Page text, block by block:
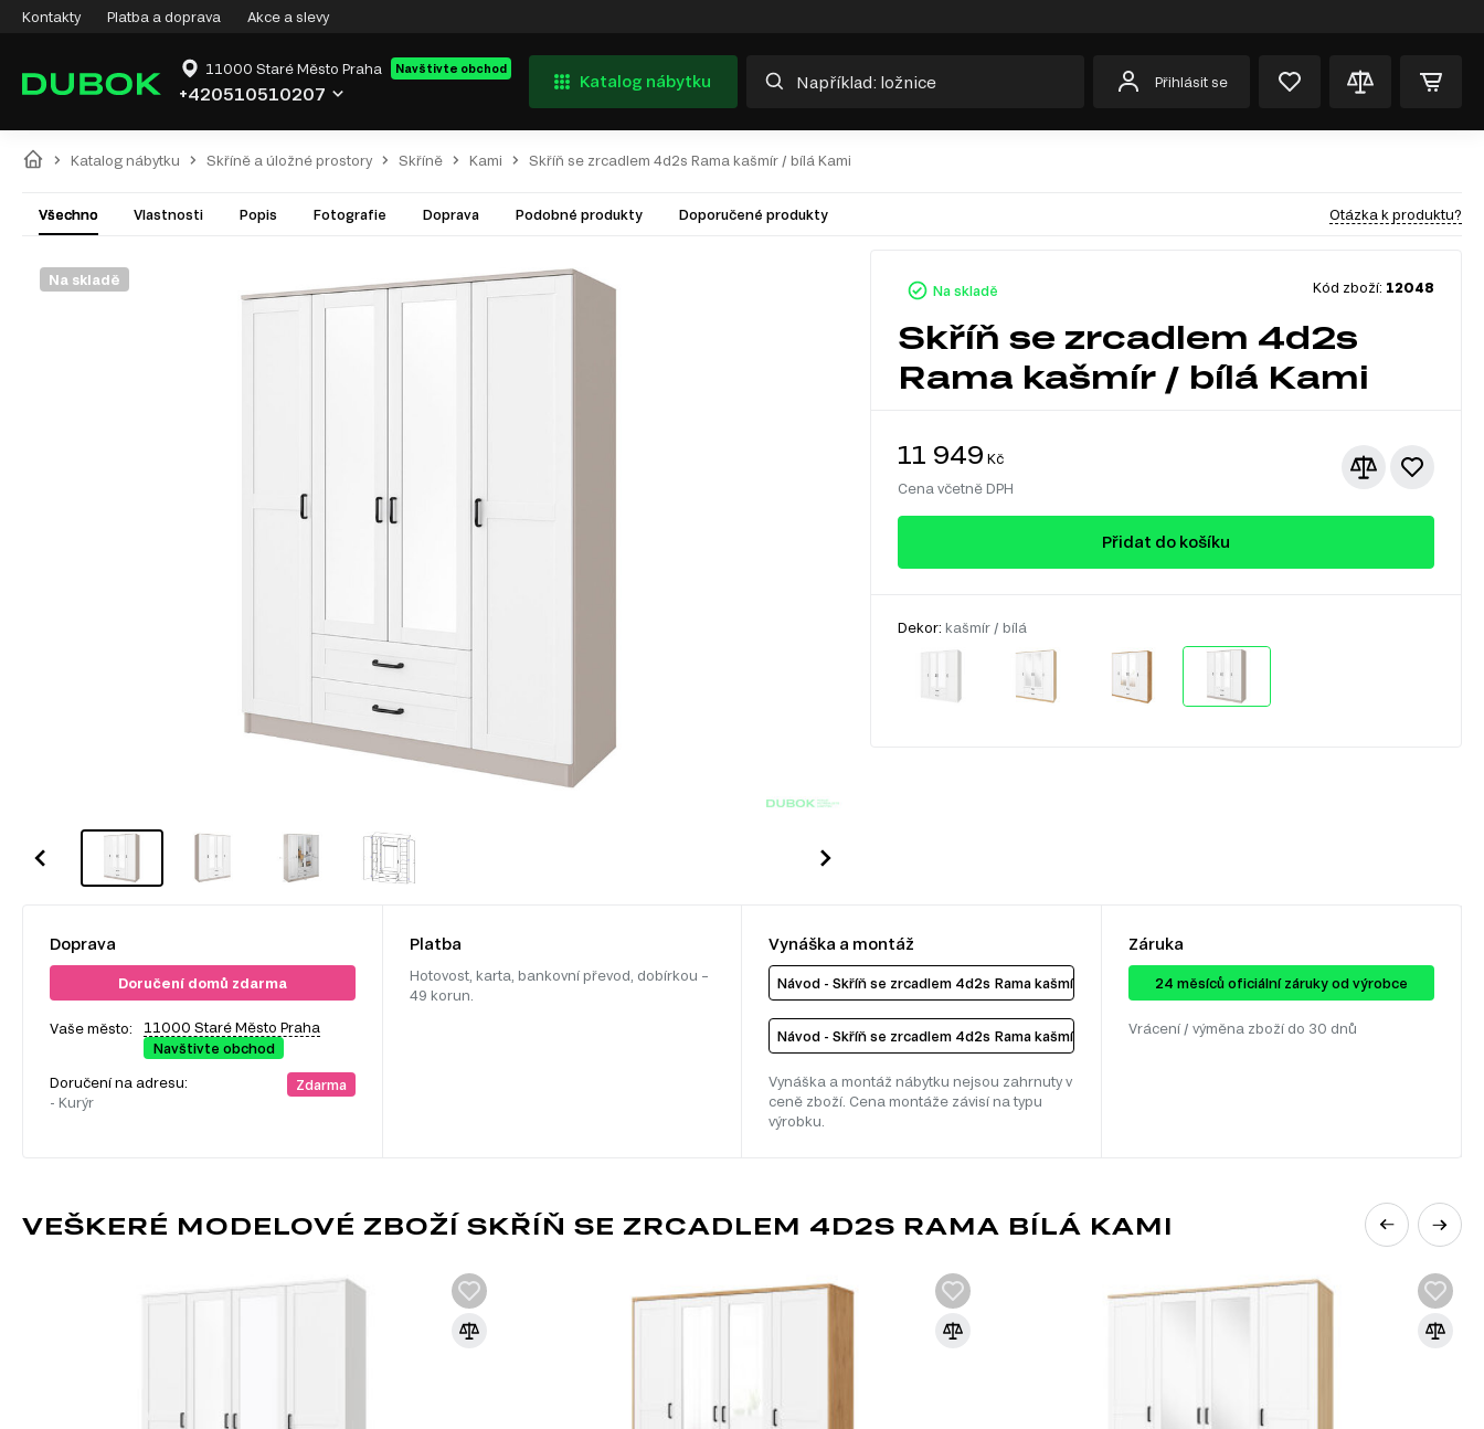
Kontakty Platba a doprava Akce a slevy
11000 Staré Město Praha Navštivte obchod
+420510510207
Katalog nábytku Přihlásit se
Katalog nábytku Skříně a úložné prostory Skříně Kami Skříň se zrcadlem 4d2s Rama kašmír / bílá Kami
Všechno Vlastnosti Popis Fotografie Doprava Podobné produkty Doporučené produkty Otázka k produktu?
Na skladě
Na skladě Kód zboží: 12048
Skříň se zrcadlem 4d2s
Rama kašmír / bílá Kami
11 949 Kč
Cena včetně DPH
Přidat do košíku
Dekor: kašmír / bílá
Doprava
Doručení domů zdarma
Vaše město:
11000 Staré Město Praha
Navštivte obchod
Doručení na adresu:
- Kurýr
Zdarma
Platba
Hotovost, karta, bankovní převod, dobírkou –
49 korun.
Vynáška a montáž
Návod - Skříň se zrcadlem 4d2s Rama kašmír / bílá
Návod - Skříň se zrcadlem 4d2s Rama kašmír / bílá
Vynáška a montáž nábytku nejsou zahrnuty v
ceně zboží. Cena montáže závisí na typu
výrobku.
Záruka
24 ​​​​měsíců oficiální záruky od výrobce
Vrácení / výměna zboží do 30 dnů
VEŠKERÉ MODELOVÉ ZBOŽÍ SKŘÍŇ SE ZRCADLEM 4D2S RAMA BÍLÁ KAMI